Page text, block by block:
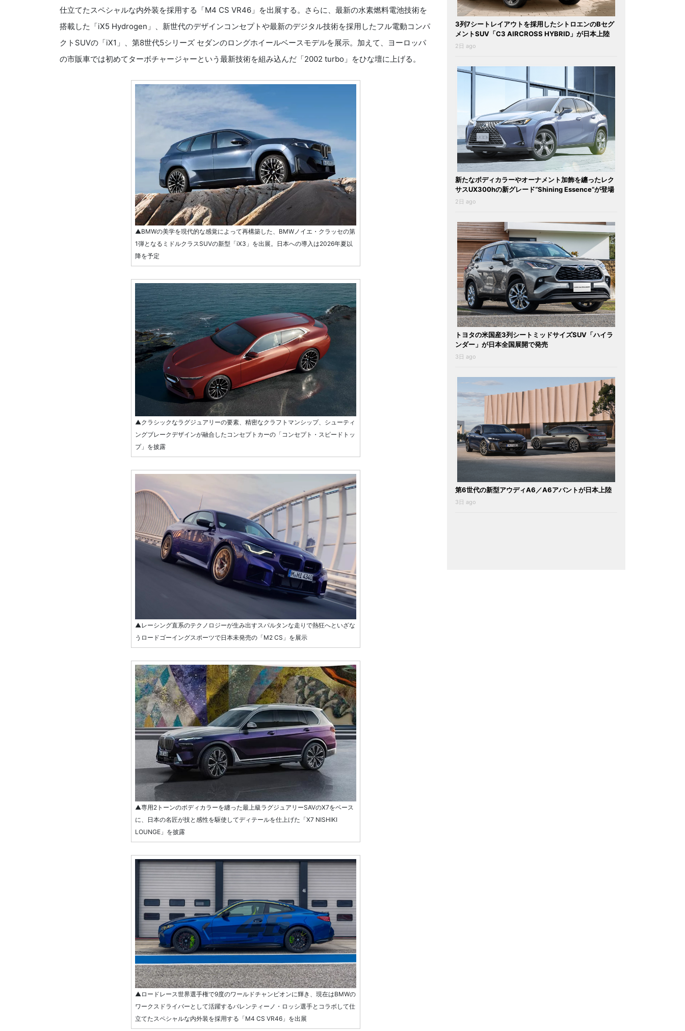
仕立てたスペシャルな内外装を採用する「M4 CS VR46」を出展する。さらに、最新の水素燃料電池技術を
搭載した「iX5 Hydrogen」、新世代のデザインコンセプトや最新のデジタル技術を採用したフル電動コンパ
クトSUVの「iX1」、第8世代5シリーズ セダンのロングホイールベースモデルを展示。加えて、ヨーロッパ
の市販車では初めてターボチャージャーという最新技術を組み込んだ「2002 turbo」をひな壇に上げる。
▲BMWの美学を現代的な感覚によって再構築した、BMWノイエ・クラッセの第
1弾となるミドルクラスSUVの新型「iX3」を出展。日本への導入は2026年夏以
降を予定
▲クラシックなラグジュアリーの要素、精密なクラフトマンシップ、シューティ
ングブレークデザインが融合したコンセプトカーの「コンセプト・スピードトッ
プ」を披露
▲レーシング直系のテクノロジーが生み出すスパルタンな走りで熱狂へといざな
うロードゴーイングスポーツで日本未発売の「M2 CS」を展示
▲専用2トーンのボディカラーを纏った最上級ラグジュアリーSAVのX7をベース
に、日本の名匠が技と感性を駆使してディテールを仕上げた「X7 NISHIKI
LOUNGE」を披露
▲ロードレース世界選手権で9度のワールドチャンピオンに輝き、現在はBMWの
ワークスドライバーとして活躍するバレンティーノ・ロッシ選手とコラボして仕
立てたスペシャルな内外装を採用する「M4 CS VR46」を出展
3列7シートレイアウトを採用したシトロエンのBセグ
メントSUV「C3 AIRCROSS HYBRID」が日本上陸
2日 ago
新たなボディカラーやオーナメント加飾を纏ったレク
サスUX300hの新グレード“Shining Essence”が登場
2日 ago
トヨタの米国産3列シートミッドサイズSUV「ハイラ
ンダー」が日本全国展開で発売
3日 ago
第6世代の新型アウディA6／A6アバントが日本上陸
3日 ago